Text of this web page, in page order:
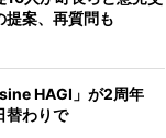
案、再質問も
HAGI」が2周年
替わりで